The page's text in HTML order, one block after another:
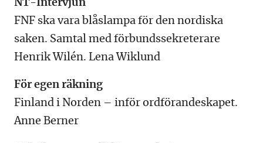
NT-Intervjun
FNF ska vara blåslampa för den nordiska
saken. Samtal med förbundssekreterare
Henrik Wilén. Lena Wiklund
För egen räkning
Finland i Norden – inför ordförandeskapet.
Anne Berner